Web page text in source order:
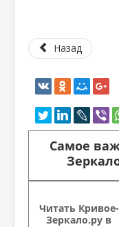
Назад
Самое
Читать Кривое-
Зеркало.ру в